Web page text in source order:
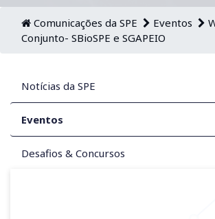
Comunicações da SPE Eventos
Conjunto- SBioSPE e SGAPEIO
Notícias da SPE
Eventos
Desafios & Concursos